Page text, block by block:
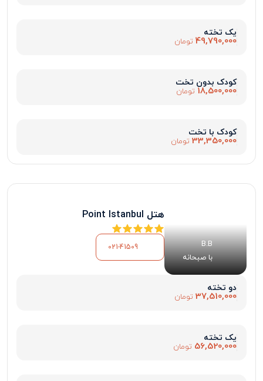
یک تخته
49,790,000 تومان
کودک بدون تخت
18,500,000 تومان
کودک با تخت
33,350,000 تومان
B.B
با صبحانه
هتل Point Istanbul
021-41509
دو تخته
37,510,000 تومان
یک تخته
56,520,000 تومان